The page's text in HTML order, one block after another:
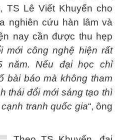
TS Lê Viết Khuyến cho
nghiên cứu hàn lâm và
nay cần được thu hẹp
mới công nghệ hiện rất
năm. Nếu đại học chỉ
bài báo mà không tham
thái đổi mới sáng tạo thì
tranh quốc gia“, ông